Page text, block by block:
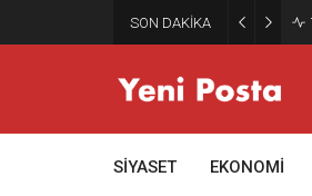
SON DAKİKA
SİYASET EKONOMİ